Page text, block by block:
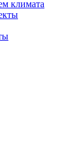
климата